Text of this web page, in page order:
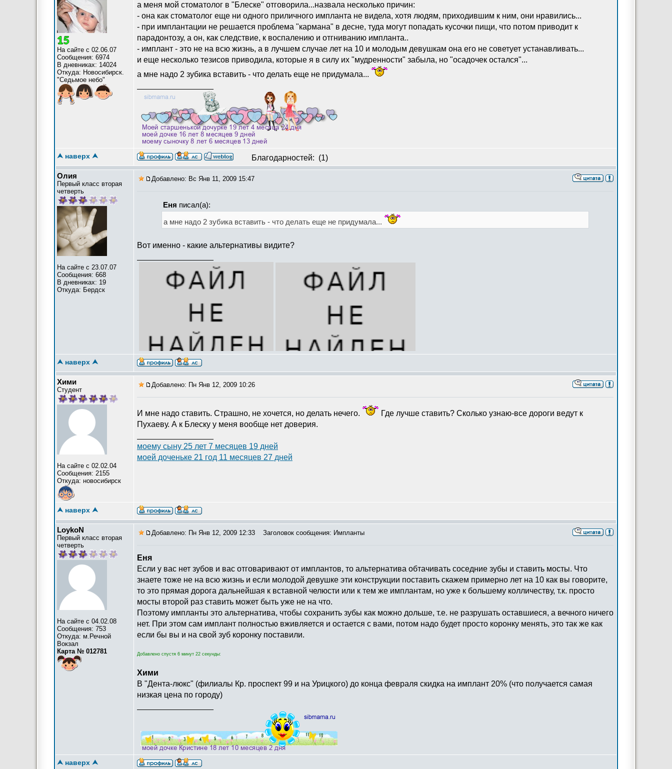
На сайте с 02.06.07
Сообщения: 6974
В дневниках: 14024
Откуда: Новосибирск.
"Седьмое небо"
а меня мой стоматолог в "Блеске" отговорила...назвала несколько причин:
- она как стоматолог еще ни одного приличного импланта не видела, хотя людям, приходившим к ним, они нравились...
- при имплантации не решается проблема "кармана" в десне, туда могут попадать кусочки пищи, что потом приводит к
парадонтозу, а он, как следствие, к воспалению и отгниванию импланта..
- имплант - это не на всю жизнь, а в лучшем случае лет на 10 и молодым девушкам она его не советует устанавливать...
и еще несколько тезисов приводила, которые я в силу их "мудренности" забыла, но "осадочек остался"...
а мне надо 2 зубика вставить - что делать еще не придумала...
⮝ наверх ⮝ Благодарностей: (1)
Олия
Первый класс вторая
четверть
На сайте с 23.07.07
Сообщения: 668
В дневниках: 19
Откуда: Бердск
Добавлено: Вс Янв 11, 2009 15:47
Еня писал(а):
а мне надо 2 зубика вставить - что делать еще не придумала...
Вот именно - какие альтернативы видите?
[
⮝ наверх ⮝
Хими
Студент
На сайте с 02.02.04
Сообщения: 2155
Откуда: новосибирск
Добавлено: Пн Янв 12, 2009 10:26
И мне надо ставить. Страшно, не хочется, но делать нечего.
Где лучше ставить? Сколько узнаю-все дороги ведут к
Пухаеву. А к Блеску у меня вообще нет доверия.
моему сыну 25 лет 7 месяцев 19 дней
моей доченьке 21 год 11 месяцев 27 дней
⮝ наверх ⮝
LoykoN
Первый класс вторая
четверть
На сайте с 04.02.08
Сообщения: 753
Откуда: м.Речной
Вокзал
Карта № 012781
Добавлено: Пн Янв 12, 2009 12:33 Заголовок сообщения: Импланты
Еня
Если у вас нет зубов и вас отговаривают от имплантов, то альтернатива обтачивать соседние зубы и ставить мосты. Что
знаете тоже не на всю жизнь и если молодой девушке эти конструкции поставить скажем примерно лет на 10 как вы говорите,
то это прямая дорога дальнейшая к вставной челюсти или к тем же имплантам, но уже к большему колличеству, т.к. просто
мосты второй раз ставить может быть уже не на что.
Поэтому импланты это альтернатива, чтобы сохранить зубы как можно дольше, т.е. не разрушать оставшиеся, а вечного ничего
нет. При этом сам имплант полностью вживляется и остается с вами, потом надо будет просто коронку менять, это так же как
если бы вы и на свой зуб коронку поставили.
Добавлено спустя 6 минут 22 секунды:
Хими
В "Дента-люкс" (филиалы Кр. проспект 99 и на Урицкого) до конца февраля скидка на имплант 20% (что получается самая
низкая цена по городу)
⮝ наверх ⮝